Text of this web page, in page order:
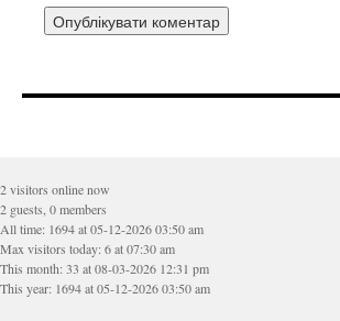
2 visitors online now
2 guests, 0 members
All time: 1694 at 05-12-2026 03:50 am
Max visitors today: 6 at 07:30 am
This month: 33 at 08-03-2026 12:31 pm
This year: 1694 at 05-12-2026 03:50 am